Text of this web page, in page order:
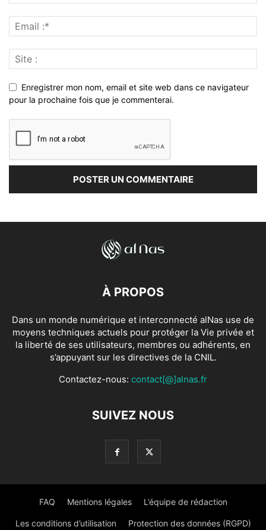
Enregistrer mon nom, email et site web dans ce navigateur
pour la prochaine fois que je commenterai.
À PROPOS
Dans un monde numérique et interconnecté alNas use de
moyens techniques actuels pour protéger la Vie privée et
la liberté de ses utilisateurs, membres ou adhérents, en
s’appuyant sur les directives de la CNIL.
Contactez-nous: contact[@]alnas.fr
SUIVEZ NOUS
FAQ Mentions légales L’équipe de rédaction
Les conditions d’utilisation Protection des données (RGPD)